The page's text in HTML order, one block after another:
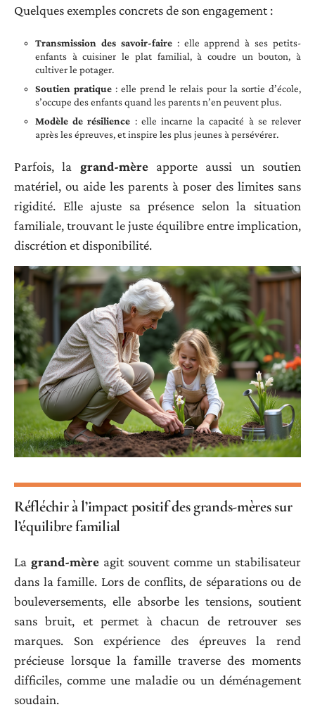
Quelques exemples concrets de son engagement :
Transmission des savoir-faire: elle apprend à ses petits-
enfants à cuisiner le plat familial, à coudre un bouton, à
cultiver le potager.
Soutien pratique : elle prend le relais pour la sortie d’école,
s’occupe des enfants quand les parents n’en peuvent plus.
Modèle de résilience : elle incarne la capacité à se relever
après les épreuves, et inspire les plus jeunes à persévérer.
Parfois, la grand-mèreapporte aussi un soutien
matériel, ou aide les parents à poser des limites sans
rigidité. Elle ajuste sa présence selon la situation
familiale, trouvant le juste équilibre entre implication,
discrétion et disponibilité.
Réfléchir à l’impact positif des grands-mères sur
l’équilibre familial
La grand-mère agit souvent comme un stabilisateur
dans la famille. Lors de conflits, de séparations ou de
bouleversements, elle absorbe les tensions, soutient
sans bruit, et permet à chacun de retrouver ses
marques. Son expérience des épreuves la rend
précieuse lorsque la famille traverse des moments
difficiles, comme une maladie ou un déménagement
soudain.